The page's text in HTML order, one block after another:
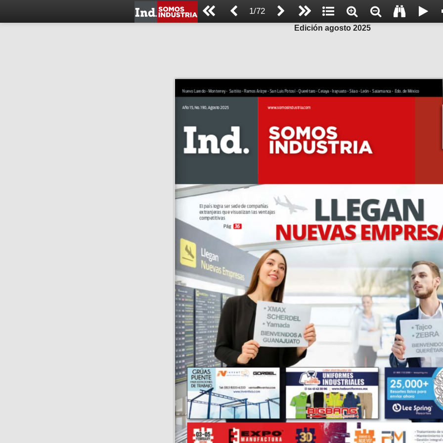
1/72
Edición agosto 2025
Año 15, No. 190, Agosto 2025
Nuevo Laredo • Monterrey •  Saltillo • Ramos Arizpe • San Luis Potosí  • Querétaro • Celaya • Irapuato • Silao • León •  Salamanca •  Edo. de México
www.somosindustria.com
LLEGAN
NUEVAS
El país logra ser sede de compañías
extranjeras que visualizan las ventajas
competitivas
36